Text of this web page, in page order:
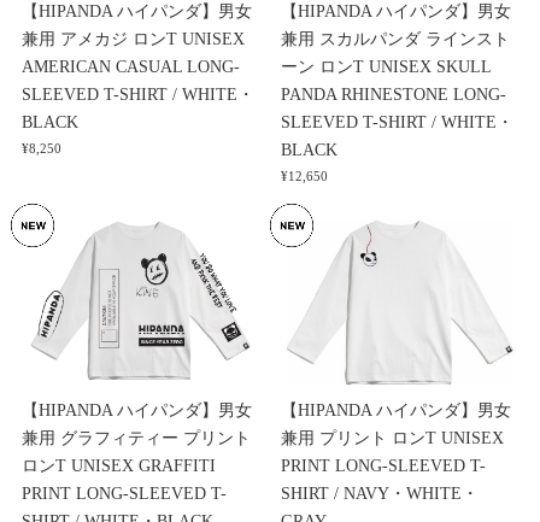
【HIPANDA ハイパンダ】男女
兼用 アメカジ ロンT UNISEX
AMERICAN CASUAL LONG-
SLEEVED T-SHIRT / WHITE・
BLACK
¥8,250
【HIPANDA ハイパンダ】男女
兼用 スカルパンダ ラインスト
ーン ロンT UNISEX SKULL
PANDA RHINESTONE LONG-
SLEEVED T-SHIRT / WHITE・
BLACK
¥12,650
【HIPANDA ハイパンダ】男女
兼用 グラフィティー プリント
ロンT UNISEX GRAFFITI
PRINT LONG-SLEEVED T-
【HIPANDA ハイパンダ】男女
兼用 プリント ロンT UNISEX
PRINT LONG-SLEEVED T-
SHIRT / NAVY・WHITE・